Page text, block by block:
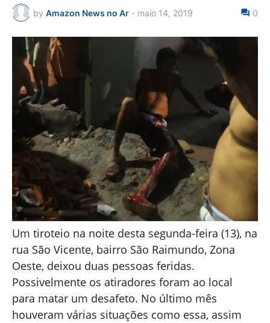
by Amazon News no Ar - maio 14, 2019 0
Um tiroteio na noite desta segunda-feira (13), na
rua São Vicente, bairro São Raimundo, Zona
Oeste, deixou duas pessoas feridas.
Possivelmente os atiradores foram ao local
para matar um desafeto. No último mês
houveram várias situações como essa, assim